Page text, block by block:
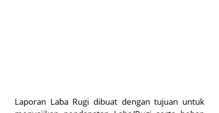
Laporan Laba Rugi dibuat dengan tujuan untuk